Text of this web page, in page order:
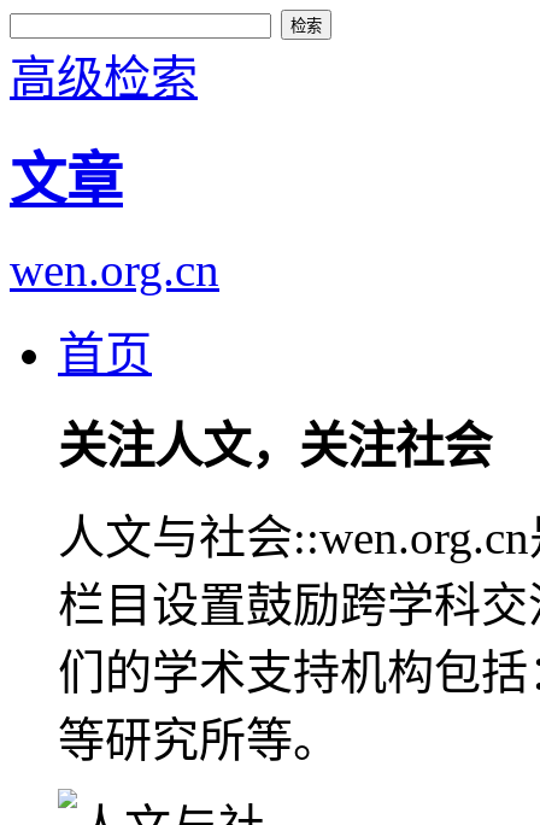
高级检索
文章
wen.org.cn
首页
关注人文，关注社会
人文与社会
栏目设置鼓励跨学科
们的学术支持机构包
等研究所等。